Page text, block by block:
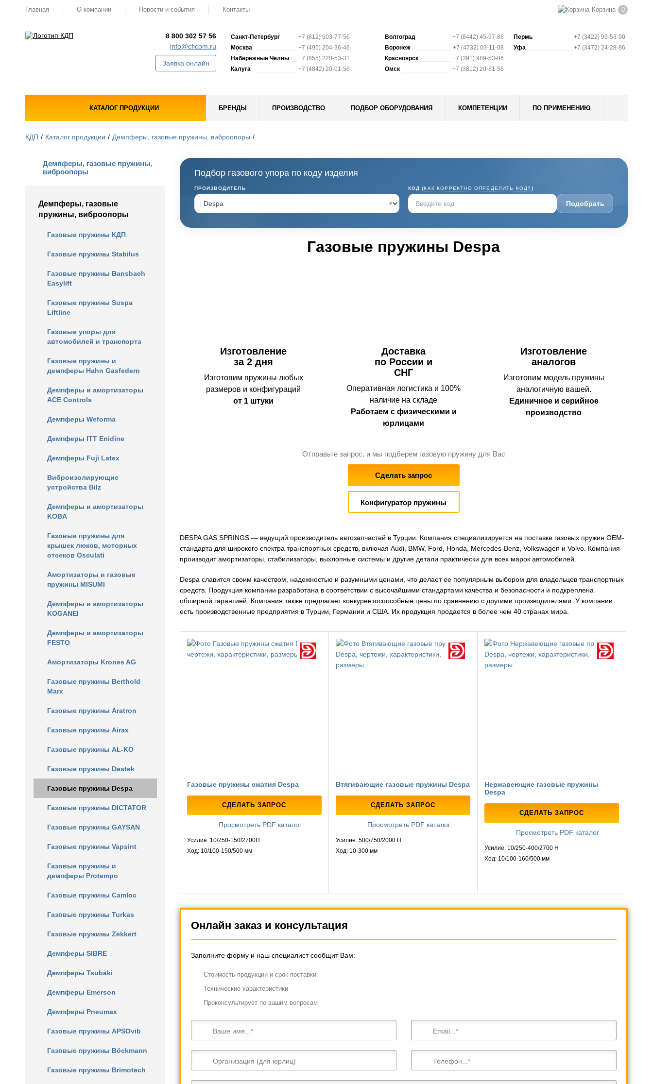
Главная О компании Новости и события Контакты Корзина 0
8 800 302 57 56
info@cficom.ru
Заявка онлайн
Санкт-Петербург
+7 (812) 603-77-56
Москва
+7 (495) 204-36-46
Набережные Челны
+7 (855) 220-53-31
Калуга
+7 (4842) 20-01-56
Волгоград
+7 (8442) 45-97-86
Воронеж
+7 (4732) 03-11-08
Красноярск
+7 (391) 989-53-86
Омск
+7 (3812) 20-81-56
Пермь
+7 (3422) 99-53-90
Уфа
+7 (3472) 24-28-86
КАТАЛОГ ПРОДУКЦИИ БРЕНДЫ ПРОИЗВОДСТВО ПОДБОР ОБОРУДОВАНИЯ КОМПЕТЕНЦИИ ПО ПРИМЕНЕНИЮ
КДП Каталог продукции Демпферы, газовые пружины, виброопоры
Демпферы, газовые пружины,
виброопоры
Демпферы, газовые
пружины, виброопоры
Газовые пружины КДП
Газовые пружины Stabilus
Газовые пружины Bansbach
Easylift
Газовые пружины Suspa
Liftline
Газовые упоры для
автомобилей и транспорта
Газовые пружины и
демпферы Hahn Gasfedern
Демпферы и амортизаторы
ACE Controls
Демпферы Weforma
Демпферы ITT Enidine
Демпферы Fuji Latex
Виброизолирующие
устройства Bilz
Демпферы и амортизаторы
KOBA
Газовые пружины для
крышек люков, моторных
отсеков Osculati
Амортизаторы и газовые
пружины MISUMI
Демпферы и амортизаторы
KOGANEI
Демпферы и амортизаторы
FESTO
Амортизаторы Krones AG
Газовые пружины Berthold
Marx
Газовые пружины Aratron
Газовые пружины Airax
Газовые пружины AL-KO
Газовые пружины Destek
Газовые пружины Despa
Газовые пружины DICTATOR
Газовые пружины GAYSAN
Газовые пружины Vapsint
Газовые пружины и
демпферы Protempo
Газовые пружины Camloc
Газовые пружины Turkas
Газовые пружины Zekkert
Демпферы SIBRE
Демпферы Tsubaki
Демпферы Emerson
Демпферы Pneumax
Газовые пружины APSOvib
Газовые пружины Böckmann
Газовые пружины Brimotech
Подбор газового упора по коду изделия
ПРОИЗВОДИТЕЛЬ
▾
КОД (КАК КОРРЕКТНО ОПРЕДЕЛИТЬ КОД? )
Подобрать
Газовые пружины Despa
Изготовление
за 2 дня
Изготовим пружины любых
размеров и конфигураций
от 1 штуки
Доставка
по России и
СНГ
Оперативная логистика и 100%
наличие на складе
Работаем с физическими и
юрлицами
Изготовление
аналогов
Изготовим модель пружины
аналогичную вашей.
Единичное и серийное
производство
Отправьте запрос, и мы подберем газовую пружину для Вас
Сделать запрос
Конфигуратор пружины
DESPA GAS SPRINGS — ведущий производитель автозапчастей в Турции. Компания специализируется на поставке газовых пружин OEM-
стандарта для широкого спектра транспортных средств, включая Audi, BMW, Ford, Honda, Mercedes-Benz, Volkswagen и Volvo. Компания
производит амортизаторы, стабилизаторы, выхлопные системы и другие детали практически для всех марок автомобилей.
Despa славится своим качеством, надежностью и разумными ценами, что делает ее популярным выбором для владельцев транспортных
средств. Продукция компании разработана в соответствии с высочайшими стандартами качества и безопасности и подкреплена
обширной гарантией. Компания также предлагает конкурентоспособные цены по сравнению с другими производителями. У компании
есть производственные предприятия в Турции, Германии и США. Их продукция продается в более чем 40 странах мира.
Газовые пружины сжатия Despa
СДЕЛАТЬ ЗАПРОС
Просмотреть PDF каталог
Усилие: 10/250-150/2700Н
Ход: 10/100-150/500 мм
Втягивающие газовые пружины Despa
СДЕЛАТЬ ЗАПРОС
Просмотреть PDF каталог
Усилие: 500/750/2000 Н
Ход: 10-300 мм
Нержавеющие газовые пружины
Despa
СДЕЛАТЬ ЗАПРОС
Просмотреть PDF каталог
Усилие: 10/250-400/2700 Н
Ход: 10/100-160/500 мм
Онлайн заказ и консультация
Заполните форму и наш специалист сообщит Вам:
Cтоимость продукции и срок поставки
Технические характеристики
Проконсультирует по вашим вопросам
Ваше имя... Email...
Организация (для юрлиц) Телефон...